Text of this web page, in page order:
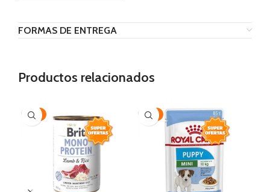
FORMAS DE ENTREGA
Productos relacionados
-15% -15%